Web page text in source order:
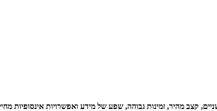
קצב מהיר, זמינות גבוהה, שפע של מידע ואפשרויות אינסופיות